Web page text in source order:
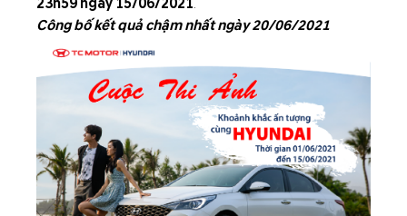
23h59 ngày 15/06/2021.
Công bố kết quả chậm nhất ngày 20/06/2021